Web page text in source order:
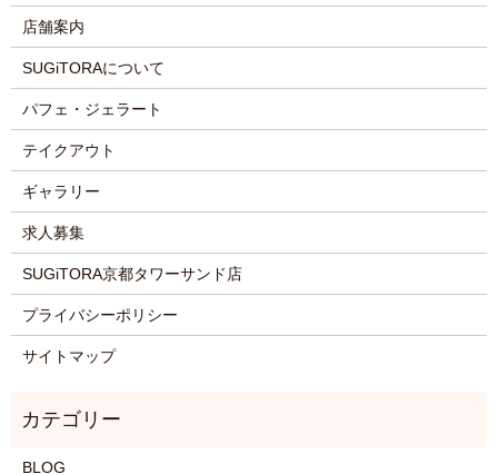
店舗案内
SUGiTORAについて
パフェ・ジェラート
テイクアウト
ギャラリー
求人募集
SUGiTORA京都タワーサンド店
プライバシーポリシー
サイトマップ
BLOG